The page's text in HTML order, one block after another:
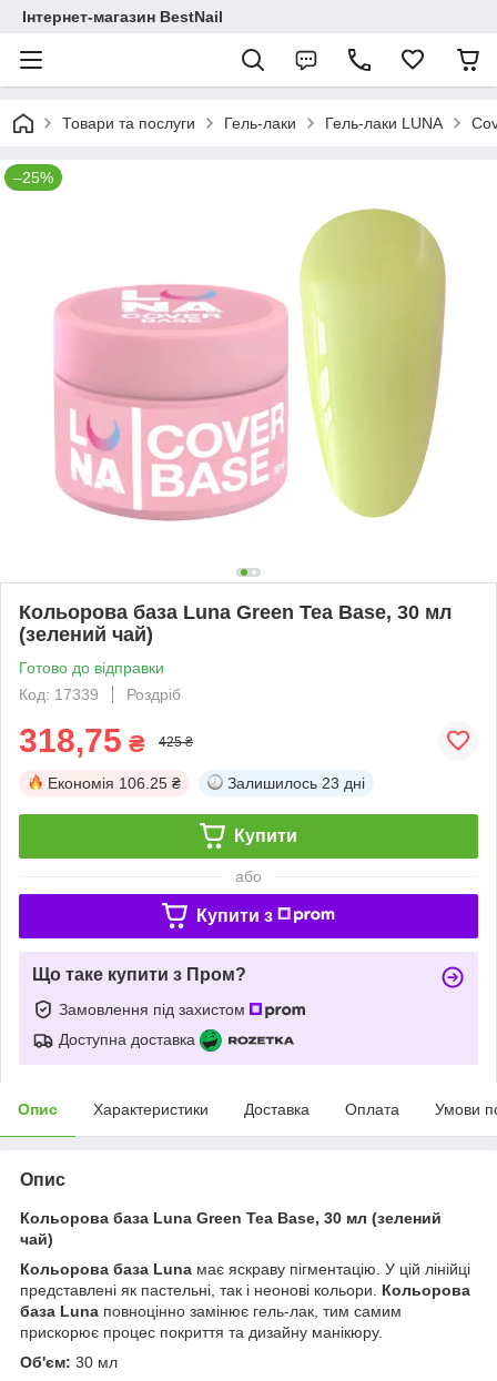
Інтернет-магазин BestNail
Товари та послуги Гель-лаки Гель-лаки LUNA
–25%
Кольорова база Luna Green Tea Base, 30 мл
(зелений чай)
Готово до відправки
Код: 17339
Роздріб
318,75 ₴ 425 ₴
Економія 106.25 ₴ Залишилось 23 дні
Купити
або
Купити з
Що таке купити з Пром?
Замовлення під захистом
Доступна доставка
Опис Характеристики Доставка Оплата Умови
Опис
Кольорова база Luna Green Tea Base, 30 мл (зелений
чай)
Кольорова база Luna має яскраву пігментацію. У цій лінійці
представлені як пастельні, так і неонові кольори. Кольорова
база Luna повноцінно замінює гель-лак, тим самим
прискорює процес покриття та дизайну манікюру.
Об'єм: 30 мл